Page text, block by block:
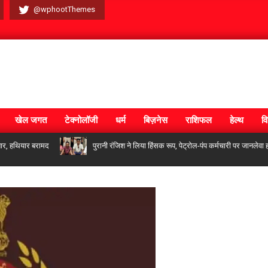
@wphootThemes
खेल जगत टेक्नोलॉजी धर्म बिज़नेस राशिफल हेल्थ
बरामद पुरानी रंजिश ने लिया हिंसक रूप, पेट्रोल-पंप कर्मचारी पर जानलेवा हमला